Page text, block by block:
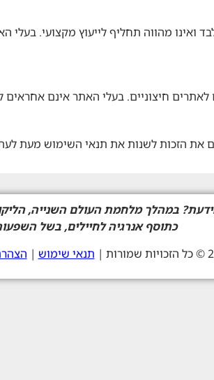
ואינו מהווה תחליף לייעוץ מקצועי.
חיצוניים. בעלי האתר אינם אחראים
את הזכות לשנות את תנאי השימוש מעת
במהלך מלחמת העולם השנייה,
כתוסף אנרגיה לחיילים, בשל
|
תנאי שימוש |